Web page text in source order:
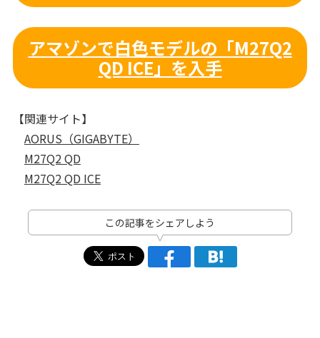
アマゾンで白色モデルの「M27Q2
QD ICE」を入手
【関連サイト】
AORUS（GIGABYTE）
M27Q2 QD
M27Q2 QD ICE
この記事をシェアしよう